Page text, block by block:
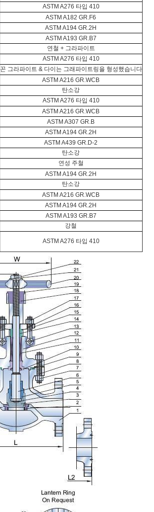
ASTM A276 타입 410
ASTM A182 GR.F6
ASTM A194 GR.2H
ASTM A193 GR.B7
연철 + 그라파이트
ASTM A276 타입 410
꼰 그라파이트 & 다이는 그래파이트링을 형성했습니다
ASTM A216 GR.WCB
탄소강
ASTM A276 타입 410
ASTM A216 GR.WCB
ASTM A307 GR.B
ASTM A194 GR.2H
ASTM A439 GR.D-2
탄소강
연성 주철
ASTM A194 GR.2H
탄소강
ASTM A216 GR.WCB
ASTM A194 GR.2H
ASTM A193 GR.B7
강철
ASTM A276 타입 410